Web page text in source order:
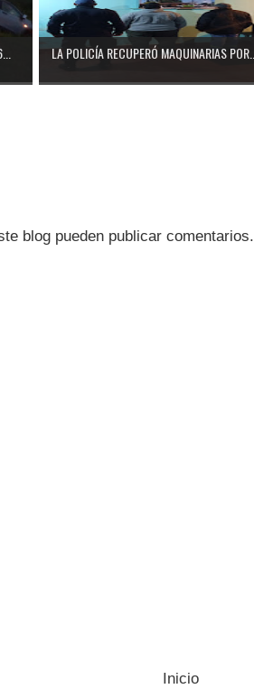
LA POLICÍA RECUPERÓ MAQUINARIAS POR...
blog pueden publicar comentarios.
Inicio